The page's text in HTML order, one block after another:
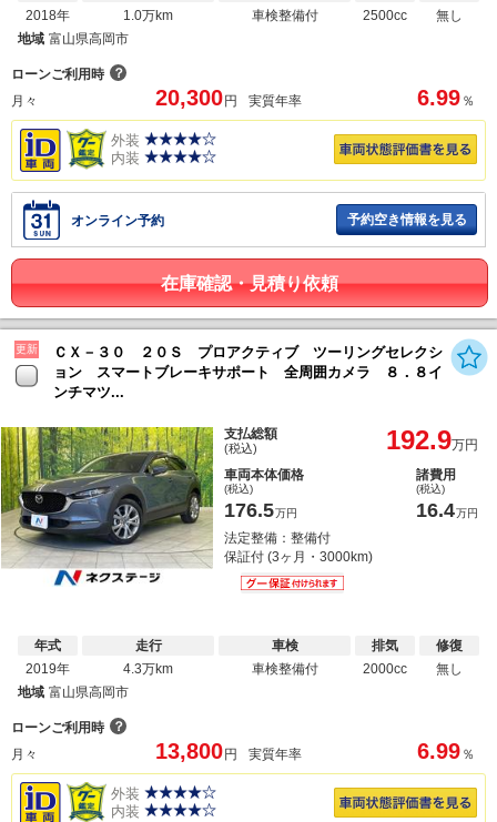
2018年
1.0万km
車検整備付
2500cc
無し
地域 富山県高岡市
ローンご利用時 ？
月々
20,300 円 実質年率 6.99 ％
外装
内装
オンライン予約 予約空き情報を見る
在庫確認・見積り依頼
更新
ＣＸ－３０ ２０Ｓ プロアクティブ ツーリングセレクシ
ョン スマートブレーキサポート 全周囲カメラ ８．８イ
ンチマツ...
支払総額
(税込) 192.9万円
車両本体価格
(税込)
176.5万円
諸費用
(税込)
16.4万円
法定整備：整備付
保証付 (3ヶ月・3000km)
年式
2019年
走行
4.3万km
車検
車検整備付
排気
2000cc
修復
無し
地域 富山県高岡市
ローンご利用時 ？
月々
13,800 円 実質年率 6.99 ％
外装
内装